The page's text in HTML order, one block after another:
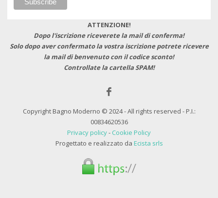
ATTENZIONE!
Dopo l'iscrizione riceverete la mail di conferma!
Solo dopo aver confermato la vostra iscrizione potrete ricevere
la mail di benvenuto con il codice sconto!
Controllate la cartella SPAM!
Copyright Bagno Moderno © 2024 - All rights reserved - P.I.:
00834620536
Privacy policy- Cookie Policy
Progettato e realizzato da Ecista srls